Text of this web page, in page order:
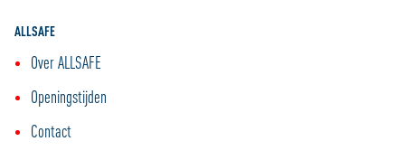
ALLSAFE
Over ALLSAFE
Openingstijden
Contact